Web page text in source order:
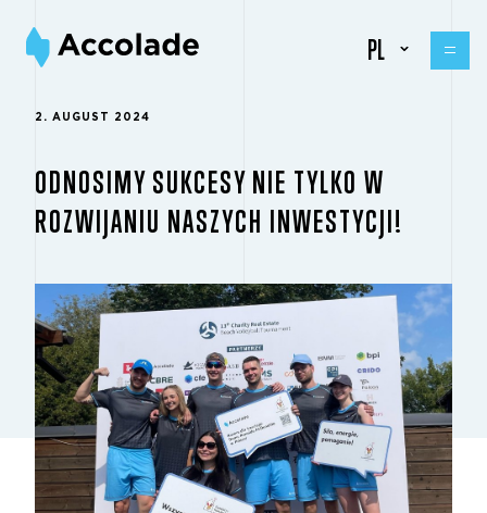
PL
2. AUGUST 2024
ODNOSIMY SUKCESY NIE TYLKO W
ROZWIJANIU NASZYCH INWESTYCJI!